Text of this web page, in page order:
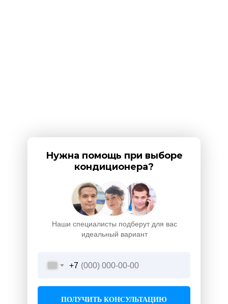
Наши специалисты подберут для вас
идеальный вариант
Нужна помощь при выборе
кондиционера?
+7
ПОЛУЧИТЬ КОНСУЛЬТАЦИЮ